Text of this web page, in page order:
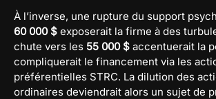
À l’inverse, une rupture du support
60 000 $ exposerait la firme à des
chute vers les 55 000 $ accentuerait la
compliquerait le financement via les
préférentielles STRC. La dilution des
ordinaires deviendrait alors un sujet de